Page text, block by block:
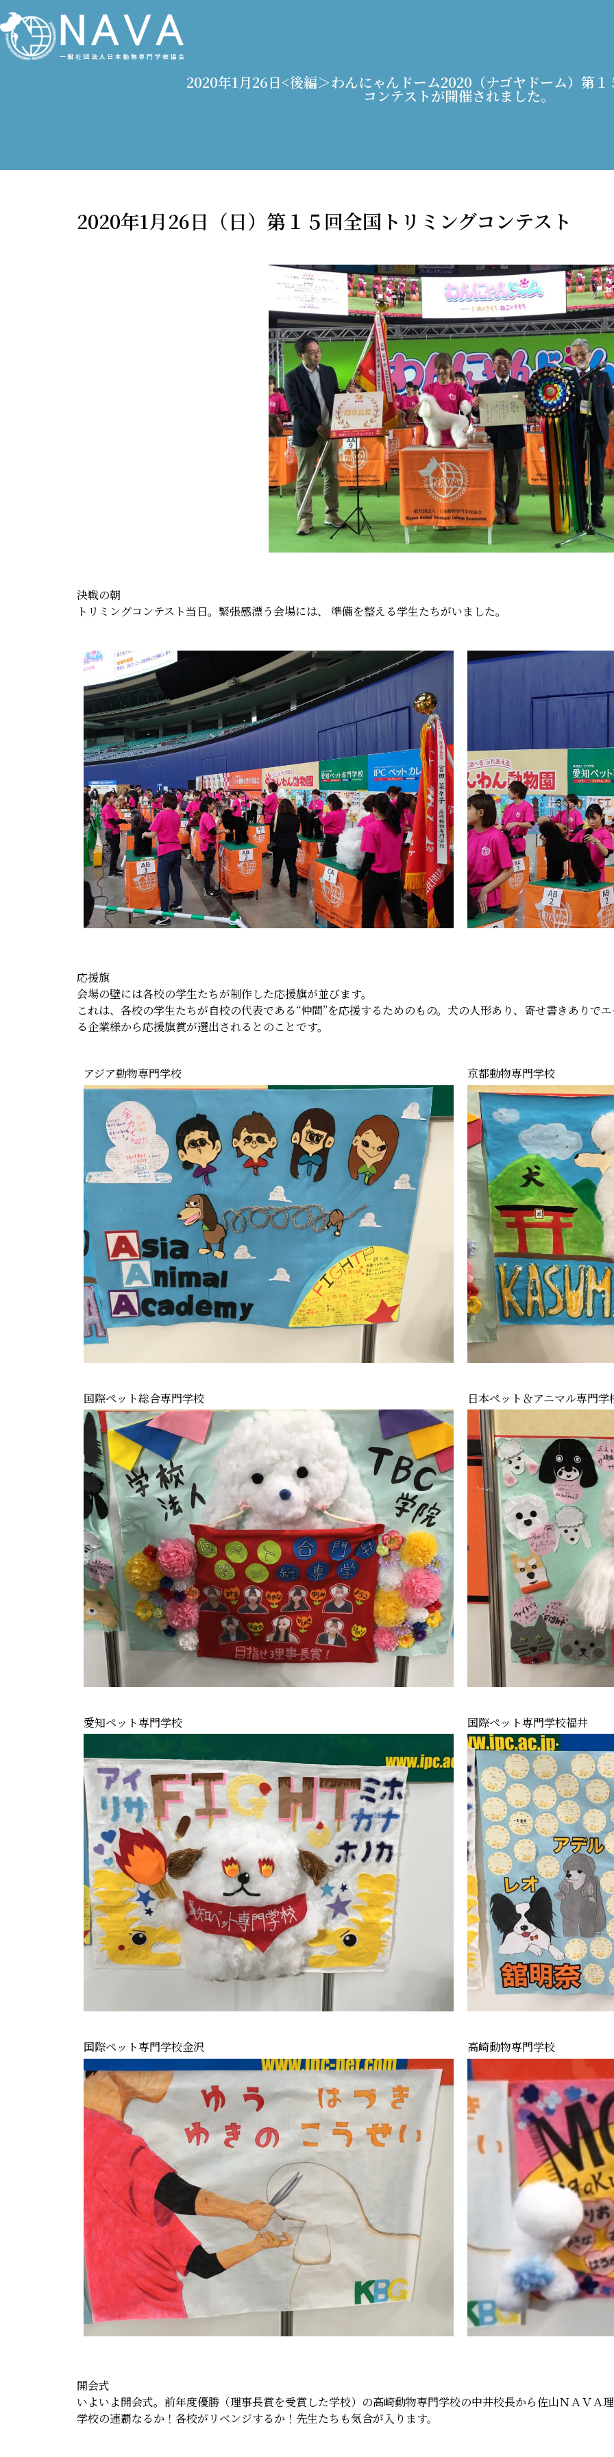
2020年1月26日<後編＞わんにゃんドーム2020（ナゴヤドーム）第
コンテストが開催されました。
2020年1月26日（日）第１５回全国トリミングコンテスト
決戦の朝
トリミングコンテスト当日。緊張感漂う会場には、 準備を整える学生たちがいました。
応援旗
会場の壁には各校の学生たちが制作した応援旗が並びます。
これは、各校の学生たちが自校の代表である“仲間”を応援するためのもの。犬の人形あり、寄せ書きありで
る企業様から応援旗賞が選出されるとのことです。
アジア動物専門学校 京都動物専門学校
国際ペット総合専門学校 日本ペット＆アニマル専門学
愛知ペット専門学校 国際ペット専門学校福井
国際ペット専門学校金沢 高崎動物専門学校
開会式
いよいよ開会式。前年度優勝（理事長賞を受賞した学校）の高崎動物専門学校の中井校長から佐山ＮＡＶＡ
学校の連覇なるか！各校がリベンジするか！先生たちも気合が入ります。